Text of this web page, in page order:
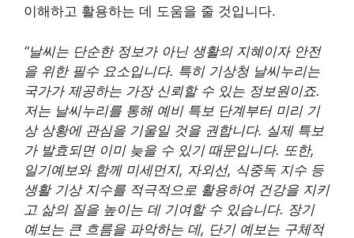
이해하고 활용하는 데 도움을 줄 것입니다.
“날씨는 단순한 정보가 아닌 생활의 지혜이자 안전
을 위한 필수 요소입니다. 특히 기상청 날씨누리는
국가가 제공하는 가장 신뢰할 수 있는 정보원이죠.
저는 날씨누리를 통해 예비 특보 단계부터 미리 기
상 상황에 관심을 기울일 것을 권합니다. 실제 특보
가 발효되면 이미 늦을 수 있기 때문입니다. 또한,
일기예보와 함께 미세먼지, 자외선, 식중독 지수 등
생활 기상 지수를 적극적으로 활용하여 건강을 지키
고 삶의 질을 높이는 데 기여할 수 있습니다. 장기
예보는 큰 흐름을 파악하는 데, 단기 예보는 구체적